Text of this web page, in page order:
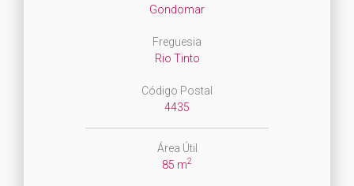
Gondomar
Freguesia
Rio Tinto
Código Postal
4435
Área Útil
85 m2